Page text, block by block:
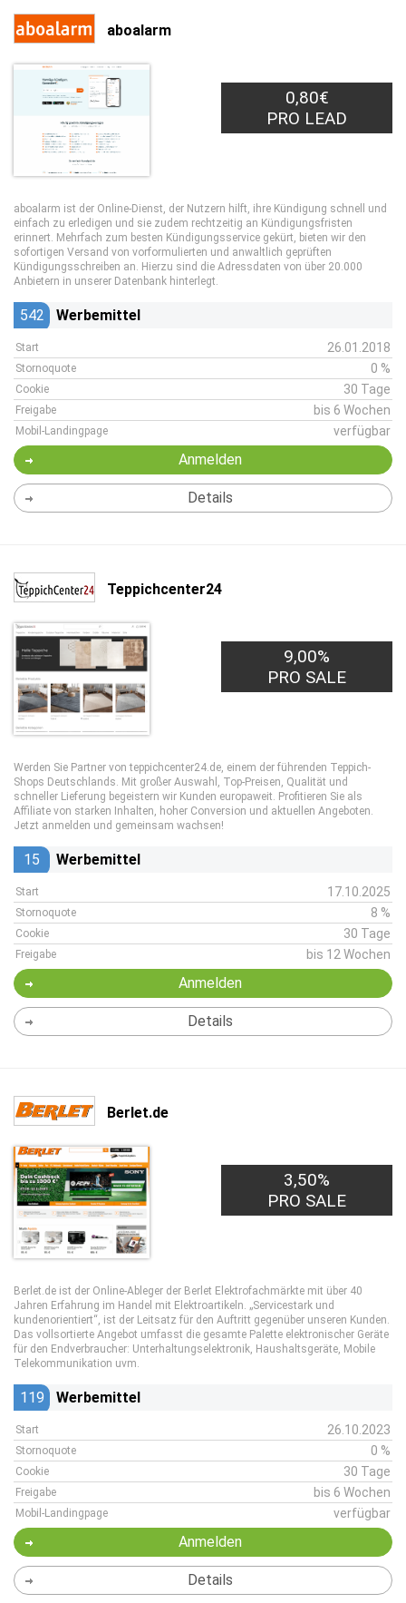
aboalarm
0,80€
PRO LEAD
aboalarm ist der Online-Dienst, der Nutzern hilft, ihre Kündigung schnell und
einfach zu erledigen und sie zudem rechtzeitig an Kündigungsfristen
erinnert. Mehrfach zum besten Kündigungsservice gekürt, bieten wir den
sofortigen Versand von vorformulierten und anwaltlich geprüften
Kündigungsschreiben an. Hierzu sind die Adressdaten von über 20.000
Anbietern in unserer Datenbank hinterlegt.
542 Werbemittel
Start 26.01.2018
Stornoquote 0 %
Cookie 30 Tage
Freigabe bis 6 Wochen
Mobil-Landingpage verfügbar
Anmelden
Details
Teppichcenter24
9,00%
PRO SALE
Werden Sie Partner von teppichcenter24.de, einem der führenden Teppich-
Shops Deutschlands. Mit großer Auswahl, Top-Preisen, Qualität und
schneller Lieferung begeistern wir Kunden europaweit. Profitieren Sie als
Affiliate von starken Inhalten, hoher Conversion und aktuellen Angeboten.
Jetzt anmelden und gemeinsam wachsen!
15 Werbemittel
Start 17.10.2025
Stornoquote 8 %
Cookie 30 Tage
Freigabe bis 12 Wochen
Anmelden
Details
Berlet.de
3,50%
PRO SALE
Berlet.de ist der Online-Ableger der Berlet Elektrofachmärkte mit über 40
Jahren Erfahrung im Handel mit Elektroartikeln. „Servicestark und
kundenorientiert“, ist der Leitsatz für den Auftritt gegenüber unseren Kunden.
Das vollsortierte Angebot umfasst die gesamte Palette elektronischer Geräte
für den Endverbraucher: Unterhaltungselektronik, Haushaltsgeräte, Mobile
Telekommunikation uvm.
119 Werbemittel
Start 26.10.2023
Stornoquote 0 %
Cookie 30 Tage
Freigabe bis 6 Wochen
Mobil-Landingpage verfügbar
Anmelden
Details